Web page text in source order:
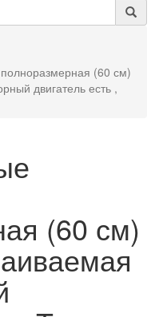
(60 см)
двигатель есть ,
(60 см)